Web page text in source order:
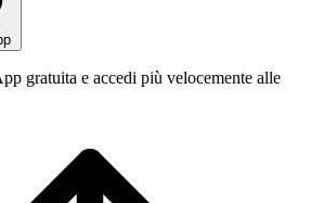
gratuita e accedi più velocemente alle